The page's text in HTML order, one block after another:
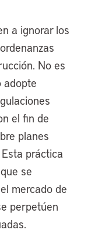
a ignorar los
No es
adopte
el fin de
planes
práctica
se
mercado de
perpetúen